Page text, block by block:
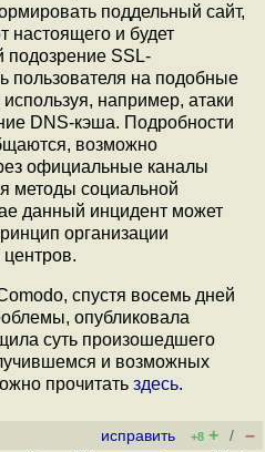
поддельный сайт,
настоящего и будет
SSL-
пользователя на подобные
например, атаки
DNS-кэша. Подробности
возможно
официальные каналы
методы социальной
данный инцидент может
организации
спустя восемь дней
опубликовала
суть произошедшего
и возможных
прочитать здесь.
исправить +8 + / –